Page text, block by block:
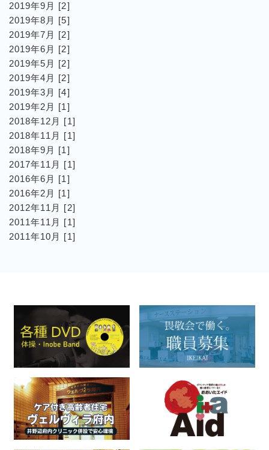
2019年9月 [2]
2019年8月 [5]
2019年7月 [2]
2019年6月 [2]
2019年5月 [2]
2019年4月 [2]
2019年3月 [4]
2019年2月 [1]
2018年12月 [1]
2018年11月 [1]
2018年9月 [1]
2017年11月 [1]
2016年6月 [1]
2016年2月 [1]
2012年11月 [2]
2011年11月 [1]
2011年10月 [1]